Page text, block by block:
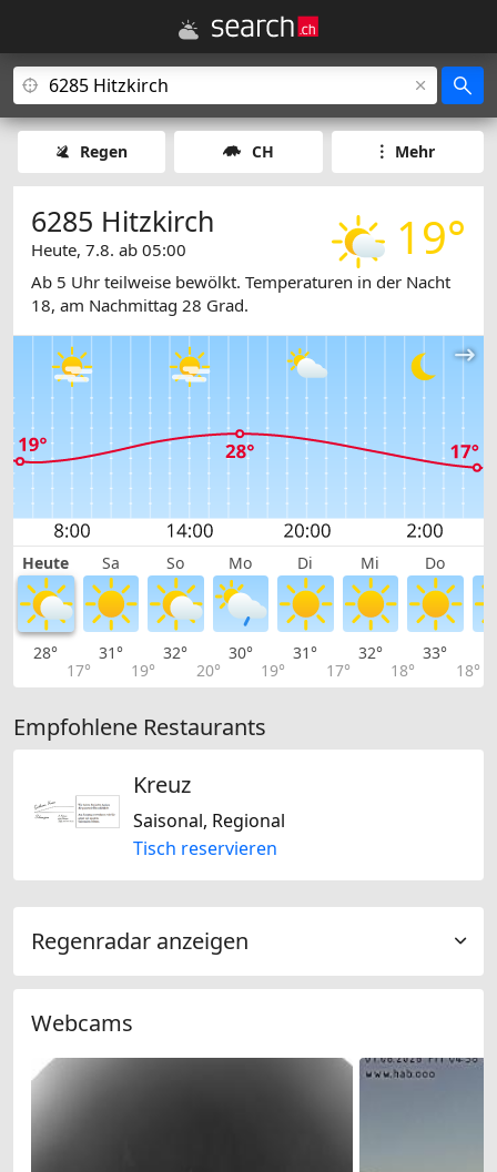
Regen CH Mehr
19°
6285 Hitzkirch
Heute, 7.8. ab 05:00
Ab 5 Uhr teilweise bewölkt. Temperaturen in der Nacht
18, am Nachmittag 28 Grad.
Heute Sa So Mo Di Mi Do
28°
17°
31°
19°
32°
20°
30°
19°
31°
17°
32°
18°
33°
18°
Empfohlene Restaurants
Kreuz
Saisonal, Regional
Tisch reservieren
Regenradar anzeigen
Webcams